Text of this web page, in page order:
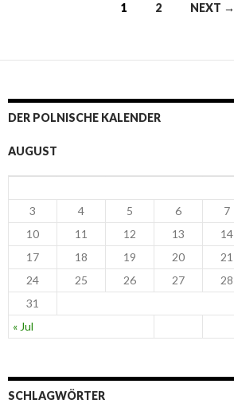
1 2 NEXT →
DER POLNISCHE KALENDER
AUGUST
« Jul
3
4 5 6 7
10
11 12 13 14
17
18 19 20 21
24
25 26 27 28
31
SCHLAGWÖRTER